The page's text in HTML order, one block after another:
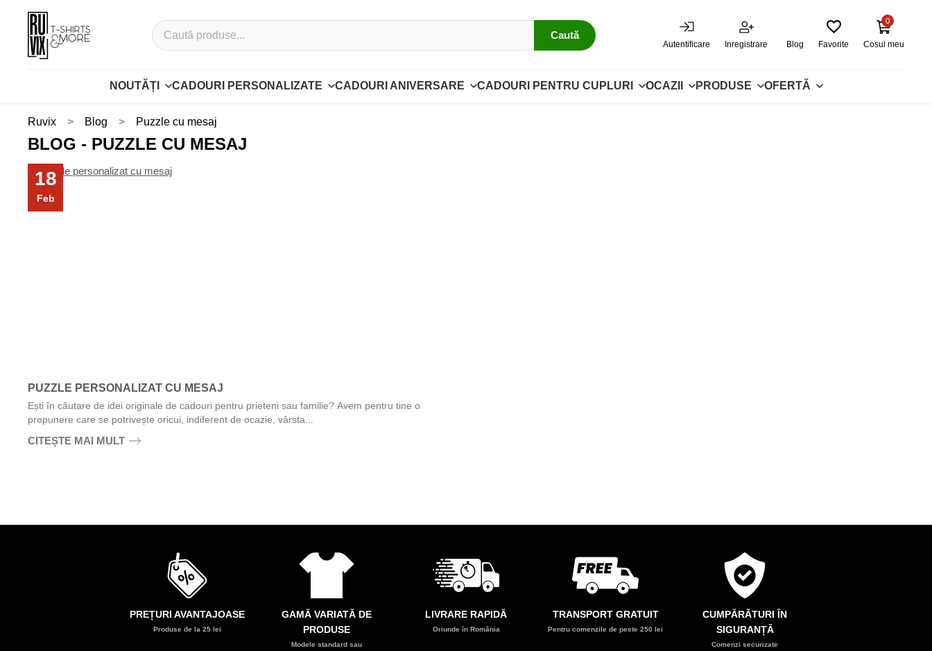
Caută
Autentificare Inregistrare Blog Favorite Cosul meu
0
NOUTĂȚI CADOURI PERSONALIZATE CADOURI ANIVERSARE CADOURI PENTRU CUPLURI OCAZII PRODUSE OFERTĂ
Ruvix Blog Puzzle cu mesaj
BLOG - PUZZLE CU MESAJ
18
Feb
PUZZLE PERSONALIZAT CU MESAJ
Ești în căutare de idei originale de cadouri pentru prieteni sau familie? Avem pentru tine o
propunere care se potrivește oricui, indiferent de ocazie, vârsta...
CITEȘTE MAI MULT
PREȚURI AVANTAJOASE
Produse de la 25 lei
GAMĂ VARIATĂ DE
PRODUSE
Modele standard sau
LIVRARE RAPIDĂ
Oriunde în România
TRANSPORT GRATUIT
Pentru comenzile de peste 250 lei
CUMPĂRĂTURI ÎN
SIGURANȚĂ
Comenzi securizate